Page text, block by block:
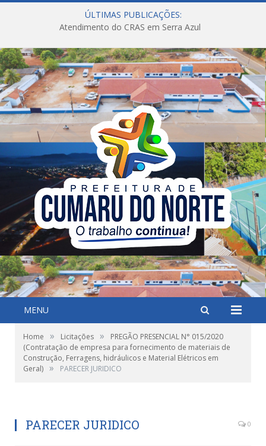
ÚLTIMAS PUBLICAÇÕES:
Atendimento do CRAS em Serra Azul
MENU
Home » Licitações »
PREGÃO PRESENCIAL N° 015/2020
(Contratação de empresa para fornecimento de materiais de
Construção, Ferragens, hidráulicos e Material Elétricos em
Geral) » PARECER JURIDICO
PARECER JURIDICO 0